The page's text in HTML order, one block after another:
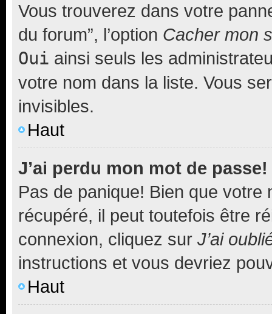
Vous trouverez dans votre
du forum”, l’option Cacher mon
Oui ainsi seuls les
votre nom dans la liste. Vous
invisibles.
Haut
J’ai perdu mon mot de passe!
Pas de panique! Bien que
récupéré, il peut toutefois être
connexion, cliquez sur J’ai
instructions et vous devriez
Haut